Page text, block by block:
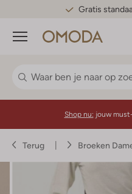
Gratis
Menu
Shop nu: jouw
Terug Broeken